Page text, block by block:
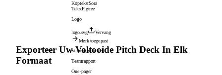
KoptekstSora
TekstFigtree
Logo
logo.svg
Vervang
Merk toegepast
Verkoopvoorstel
Teamrapport
One-pager
Exporteer Uw Voltooide Pitch Deck In Elk
Formaat